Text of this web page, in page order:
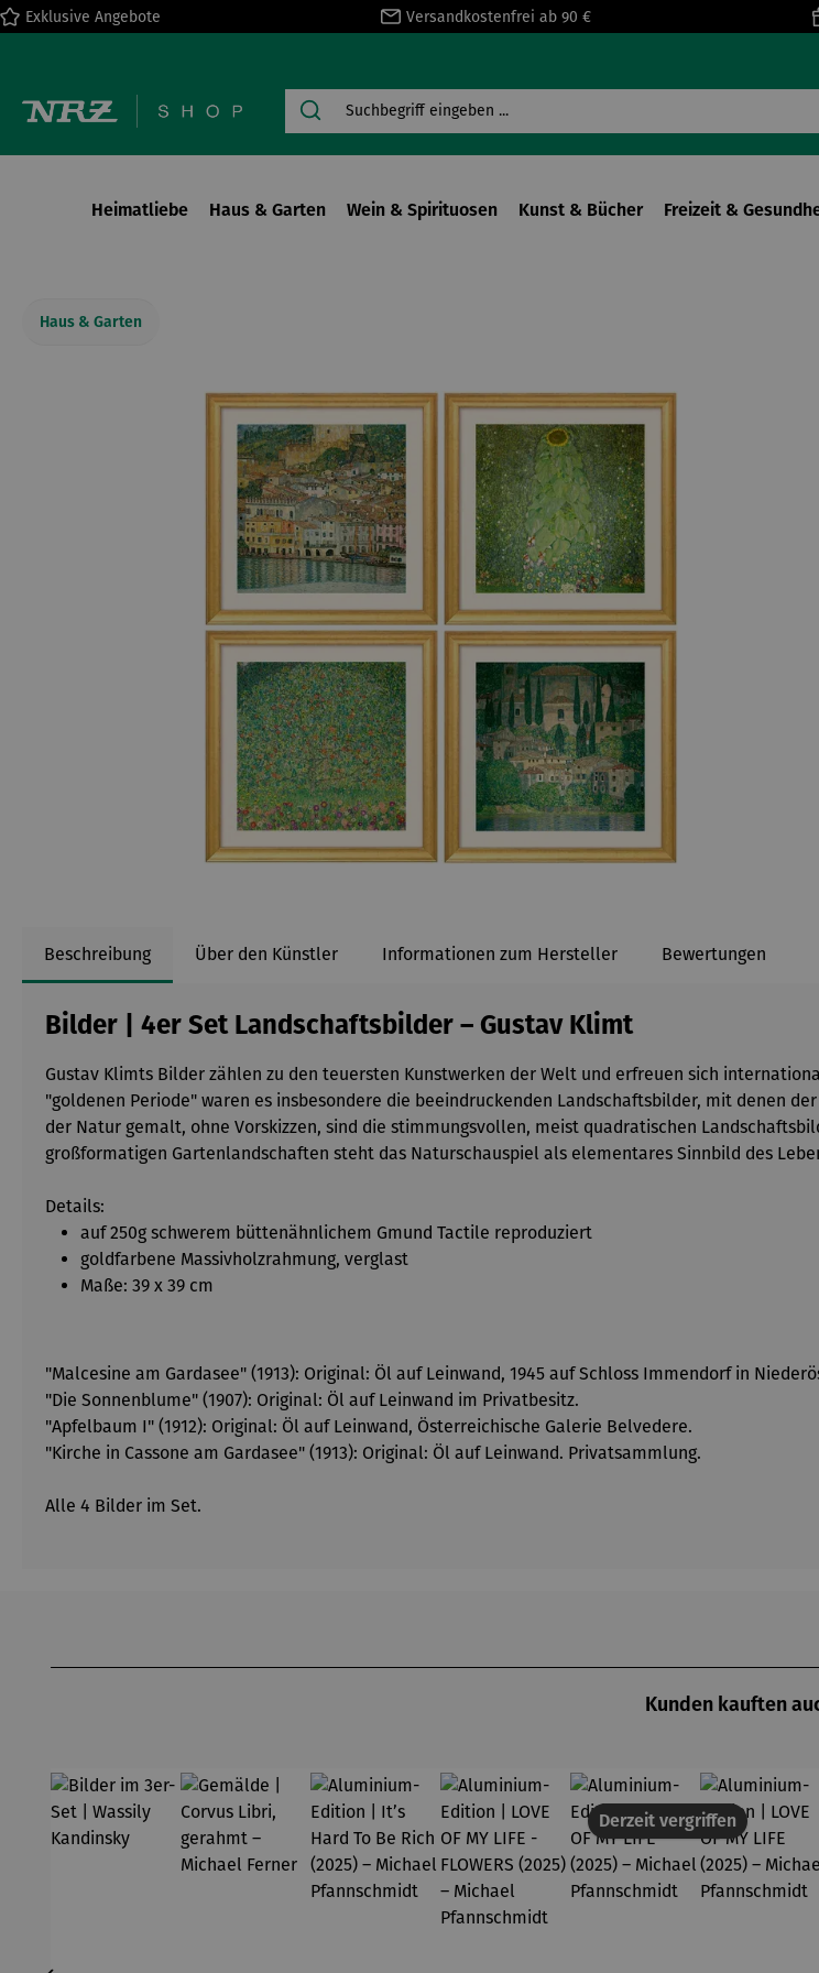
Zur Hauptnavigation springen
Exklusive Angebote Versandkostenfrei ab 90 €
Heimatliebe Haus & Garten Wein & Spirituosen Kunst & Bücher Freizeit &
Haus & Garten
Bildergalerie überspringen
Beschreibung Über den Künstler Informationen zum Hersteller Bewertungen
Bilder | 4er Set Landschaftsbilder – Gustav Klimt
Gustav Klimts Bilder zählen zu den teuersten Kunstwerken der Welt und erfreuen sich
"goldenen Periode" waren es insbesondere die beeindruckenden Landschaftsbilder, mit denen
der Natur gemalt, ohne Vorskizzen, sind die stimmungsvollen, meist quadratischen
großformatigen Gartenlandschaften steht das Naturschauspiel als elementares Sinnbild des
Details:
auf 250g schwerem büttenähnlichem Gmund Tactile reproduziert
goldfarbene Massivholzrahmung, verglast
Maße: 39 x 39 cm
"Malcesine am Gardasee" (1913): Original: Öl auf Leinwand, 1945 auf Schloss Immendorf in
"Die Sonnenblume" (1907): Original: Öl auf Leinwand im Privatbesitz.
"Apfelbaum I" (1912): Original: Öl auf Leinwand, Österreichische Galerie Belvedere.
"Kirche in Cassone am Gardasee" (1913): Original: Öl auf Leinwand. Privatsammlung.
Alle 4 Bilder im Set.
Kunden kauften
Derzeit vergriffen